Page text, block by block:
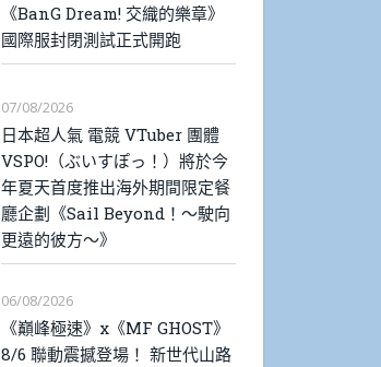
《BanG Dream! 交織的樂章》
國際服封閉測試正式開跑
07/08/2026
日本超人氣 電競 VTuber 團體
VSPO!（ぶいすぽっ！）將於今
年夏天首度推出海外期間限定餐
廳企劃《Sail Beyond！～駛向
更遠的彼方～》
06/08/2026
《巔峰極速》x《MF GHOST》
8/6 聯動震撼登場！ 新世代山路